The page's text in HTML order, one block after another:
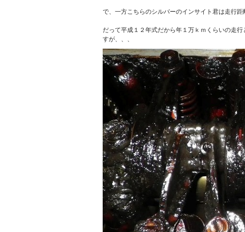
で、一方こちらのシルバーのインサイト君は走行
だって平成１２年式だから年１万ｋｍくらいの走
すが、、、